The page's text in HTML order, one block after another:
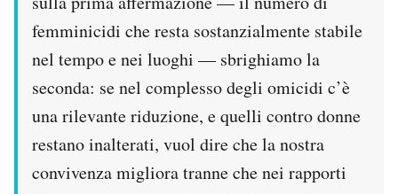
femminicidi che resta sostanzialmente stabile
nel tempo e nei luoghi — sbrighiamo la
seconda: se nel complesso degli omicidi c’è
una rilevante riduzione, e quelli contro donne
restano inalterati, vuol dire che la nostra
convivenza migliora tranne che nei rapporti